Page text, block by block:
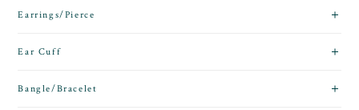
Earrings/Pierce
Ear Cuff
Bangle/Bracelet